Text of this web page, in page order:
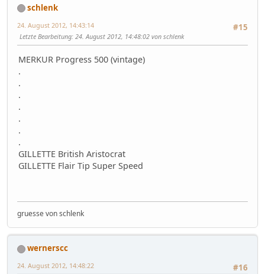
schlenk
#15
24. August 2012, 14:43:14
Letzte Bearbeitung: 24. August 2012, 14:48:02 von schlenk
MERKUR Progress 500 (vintage)
.
.
.
.
.
.
.
GILLETTE British Aristocrat
GILLETTE Flair Tip Super Speed
gruesse von schlenk
wernerscc
#16
24. August 2012, 14:48:22